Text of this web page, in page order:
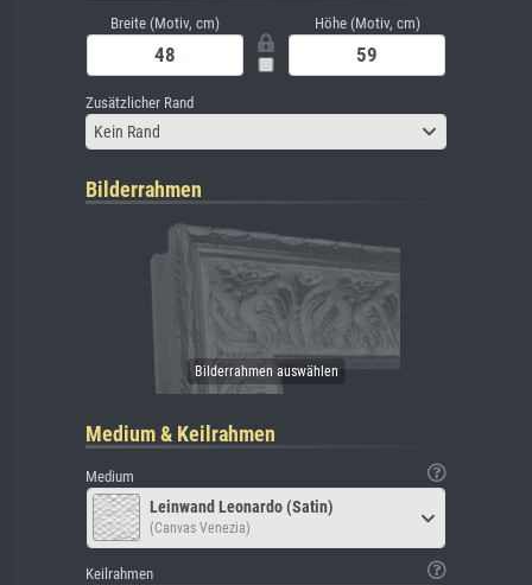
Breite (Motiv, cm) Höhe (Motiv, cm)
Zusätzlicher Rand
Kein Rand
Bilderrahmen
Medium & Keilrahmen
Medium
Leinwand Leonardo (Satin)
(Canvas Venezia)
Keilrahmen